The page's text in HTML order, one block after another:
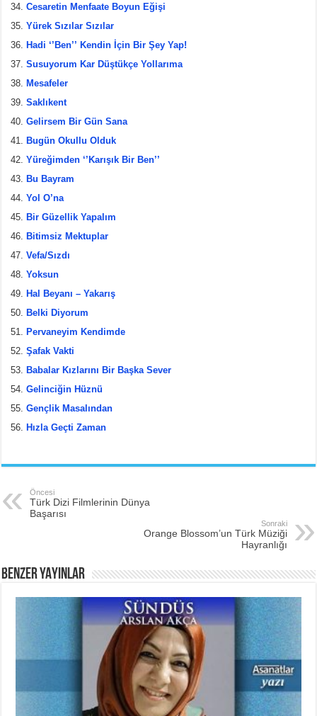
Cesaretin Menfaate Boyun Eğişi
Yürek Sızılar Sızılar
Hadi ‘’Ben’’ Kendin İçin Bir Şey Yap!
Susuyorum Kar Düştükçe Yollarıma
Mesafeler
Saklıkent
Gelirsem Bir Gün Sana
Bugün Okullu Olduk
Yüreğimden ‘’Karışık Bir Ben’’
Bu Bayram
Yol O’na
Bir Güzellik Yapalım
Bitimsiz Mektuplar
Vefa/Sızdı
Yoksun
Hal Beyanı – Yakarış
Belki Diyorum
Pervaneyim Kendimde
Şafak Vakti
Babalar Kızlarını Bir Başka Sever
Gelinciğin Hüznü
Gençlik Masalından
Hızla Geçti Zaman
Öncesi
Türk Dizi Filmlerinin Dünya
Başarısı
Sonraki
Orange Blossom’un Türk Müziği
Hayranlığı
BENZER YAYINLAR